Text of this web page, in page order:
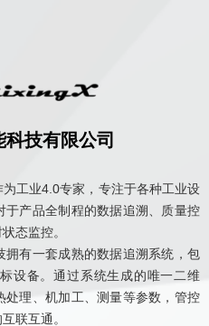
工业4.0专家，专注于各种工业设
产品全制程的数据追溯、质量控
态监控。
有一套成熟的数据追溯系统，包
设备。通过系统生成的唯一二维
理、机加工、测量等参数，管控
联互通。
技有限公司